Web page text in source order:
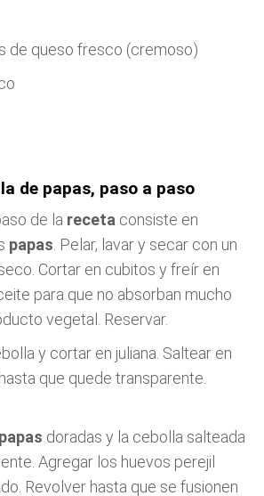
de queso fresco (cremoso)
de papas, paso a paso
de la receta consiste en
papas . Pelar, lavar y secar con un
Cortar en cubitos y freír en
para que no absorban mucho
vegetal. Reservar.
y cortar en juliana. Saltear en
que quede transparente.
papas doradas y la cebolla salteada
Agregar los huevos perejil
Revolver hasta que se fusionen